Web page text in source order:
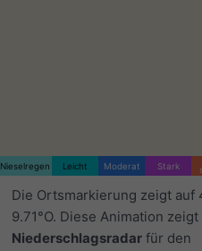
Nieselregen Leicht Moderat Stark
Die Ortsmarkierung zeigt auf
9.71°O. Diese Animation zeigt
Niederschlagsradar für den